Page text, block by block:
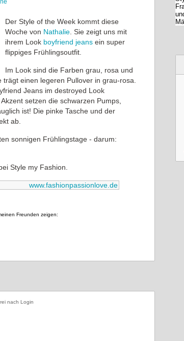
Der Style of the Week kommt diese
Woche von Nathalie . Sie zeigt uns mit
ihrem Look boyfriend jeans ein super
flippiges Frühlingsoutfit.
Im Look sind die Farben grau, rosa und
einen legeren Pullover in grau-rosa.
Jeans im destroyed Look
setzen die schwarzen Pumps,
ist! Die pinke Tasche und der
ab.
sonnigen Frühlingstage - darum:
Style my Fashion.
www.fashionpassionlove.de
Freunden zeigen:
nach Login